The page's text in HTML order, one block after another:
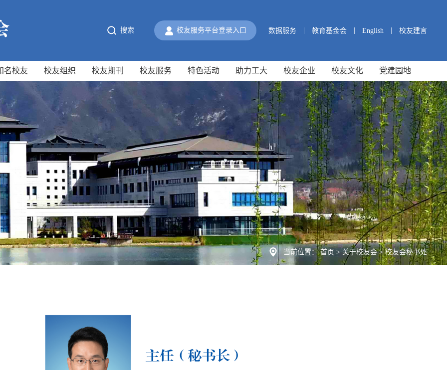
搜索 校友服务平台登录入口 数据服务 教育基金会 English 校友建言
名校友 校友组织 校友期刊 校友服务 特色活动 助力工大 校友企业 校友文化 党建园地
当前位置： 首页 > 关于校友会>校友会秘书处